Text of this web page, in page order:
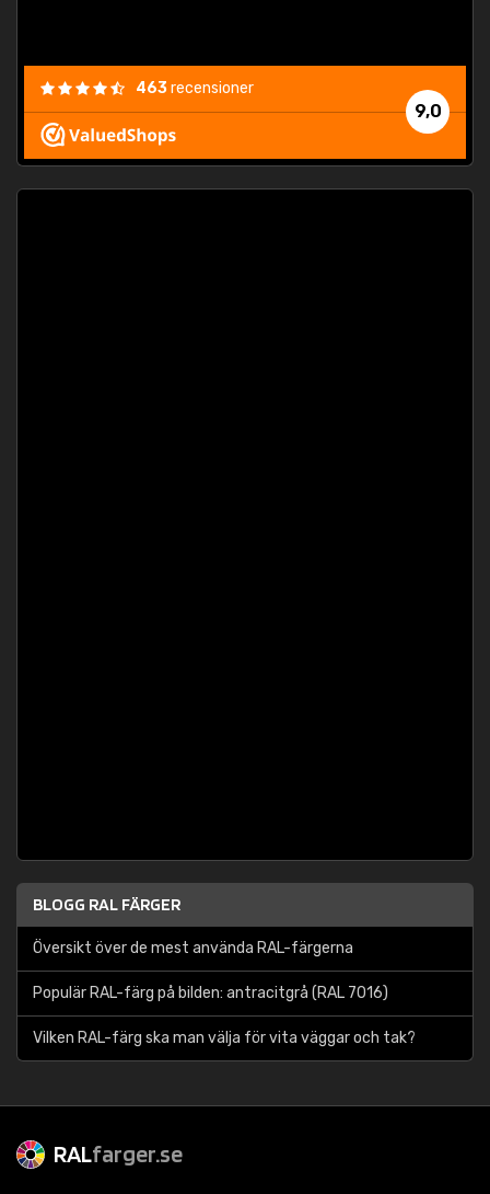
9,0
463recensioner
BLOGG RAL FÄRGER
Översikt över de mest använda RAL-färgerna
Populär RAL-färg på bilden: antracitgrå (RAL 7016)
Vilken RAL-färg ska man välja för vita väggar och tak?
RALfarger.se